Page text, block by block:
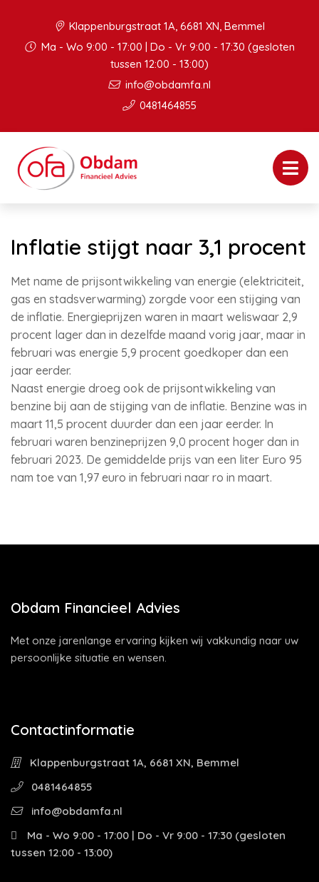
Klappenburgstraat 1A, 6681 XN, Bemmel
Ma - Wo 9:00 - 17:00 | Do - Vr 9:00 - 17:30 (gesloten
tussen 12:00 - 13:00)
info@obdamfa.nl
0481464855
Inflatie stijgt naar 3,1 procent
Met name de prijsontwikkeling van energie (elektriciteit,
gas en stadsverwarming) zorgde voor een stijging van
de inflatie. Energieprijzen waren in maart weliswaar 2,9
procent lager dan in dezelfde maand vorig jaar, maar in
februari was energie 5,9 procent goedkoper dan een
jaar eerder.
Naast energie droeg ook de prijsontwikkeling van
benzine bij aan de stijging van de inflatie. Benzine was in
maart 11,5 procent duurder dan een jaar eerder. In
februari waren benzineprijzen 9,0 procent hoger dan in
februari 2023. De gemiddelde prijs van een liter Euro 95
nam toe van 1,97 euro in februari naar ro in maart.
Obdam Financieel Advies
Met onze jarenlange ervaring kijken wij vakkundig naar uw
persoonlijke situatie en wensen.
Contactinformatie
Klappenburgstraat 1A, 6681 XN, Bemmel
0481464855
info@obdamfa.nl
Ma - Wo 9:00 - 17:00 | Do - Vr 9:00 - 17:30 (gesloten
tussen 12:00 - 13:00)